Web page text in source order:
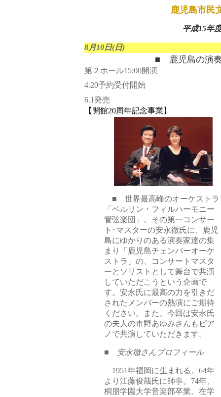
鹿児島市民
平成15年
8月10日(日)
■ 鹿児島の演
第２ホール15:00開演
4.20予約受付開始
6.1発売
【開館20周年記念事業】
■ 世界最高峰のオーケストラ
「ベルリン・フィルハーモニー
管弦楽団」。その第一コンサー
ト･マスターの安永徹氏に、鹿児
島にゆかりのある演奏家達の集
まり「鹿児島チェンバーオーケ
ストラ」の、コンサートマスタ
ーとソリストとして舞台で共演
していただこうという企画で
す。安永氏に最高の力を引きだ
されたメンバーの熱演にご期待
ください。また、今回は安永氏
の夫人の市野あゆみさんもピア
ノで共演していただきます。
■ 安永徹さんプロフィール
1951年福岡に生まれる。64年
より江藤俊哉氏に師事。74年、
桐朋学園大学音楽部卒業。在学